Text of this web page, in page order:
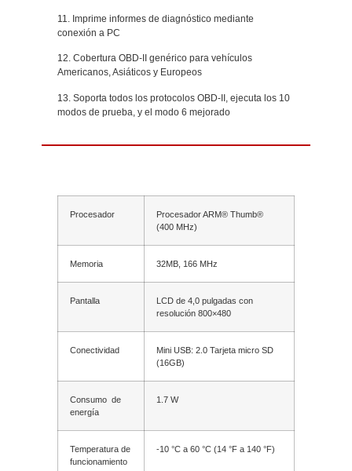
11. Imprime informes de diagnóstico mediante
conexión a PC
12. Cobertura OBD-II genérico para vehículos
Americanos, Asiáticos y Europeos
13. Soporta todos los protocolos OBD-II, ejecuta los 10
modos de prueba, y el modo 6 mejorado
Procesador
Procesador ARM® Thumb®
(400 MHz)
Memoria 32MB, 166 MHz
Pantalla
LCD de 4,0 pulgadas con
resolución 800×480
Conectividad
Mini USB: 2.0 Tarjeta micro SD
(16GB)
Consumo de
energía
1.7 W
Temperatura de
funcionamiento
-10 °C a 60 °C (14 °F a 140 °F)